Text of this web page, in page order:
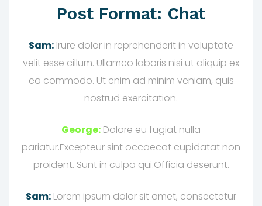
Post Format: Chat
Sam: Irure dolor in reprehenderit in voluptate
velit esse cillum. Ullamco laboris nisi ut aliquip ex
ea commodo. Ut enim ad minim veniam, quis
nostrud exercitation.
George: Dolore eu fugiat nulla
pariatur.Excepteur sint occaecat cupidatat non
proident. Sunt in culpa qui.Officia deserunt.
Sam: Lorem ipsum dolor sit amet, consectetur